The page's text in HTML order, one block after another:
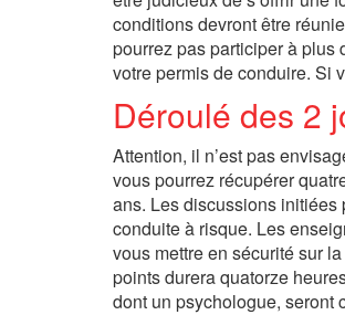
conditions devront être
pourrez pas participer à plus
votre permis de conduire. Si
Déroulé des 2
Attention, il n’est pas
vous pourrez récupérer
ans. Les discussions initiées
conduite à risque. Les
vous mettre en sécurité sur
points durera quatorze
dont un psychologue, seront